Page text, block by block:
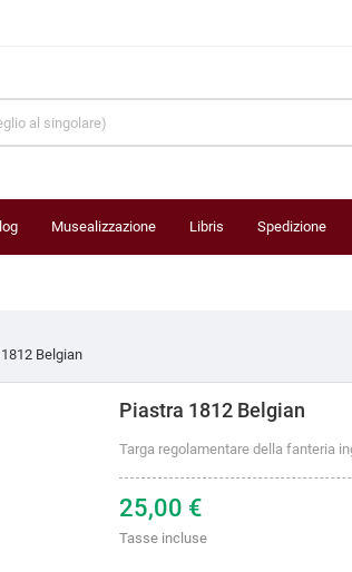
Musealizzazione Libris Spedizione
Belgian
Piastra 1812 Belgian
Targa regolamentare della fanteria
25,00 €
Tasse incluse